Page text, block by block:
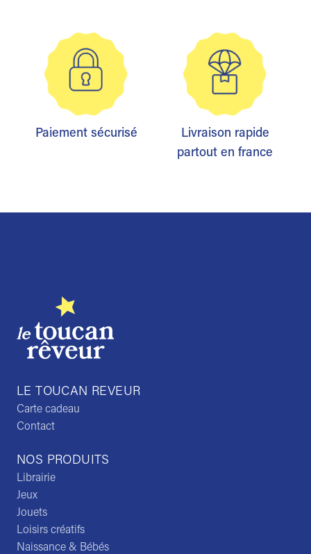
Paiement sécurisé
Livraison rapide
partout en france
NOS PRODUITS
Librairie
Jeux
Jouets
Loisirs créatifs
Naissance & Bébés
LE TOUCAN REVEUR
Carte cadeau
Contact